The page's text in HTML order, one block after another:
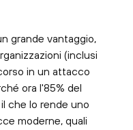
grande vantaggio,
(inclusi
in un attacco
ora l'85% del
che lo rende uno
moderne, quali